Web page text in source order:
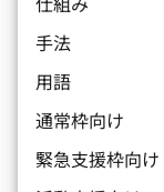
手法
用語
通常枠向け
緊急支援枠向け